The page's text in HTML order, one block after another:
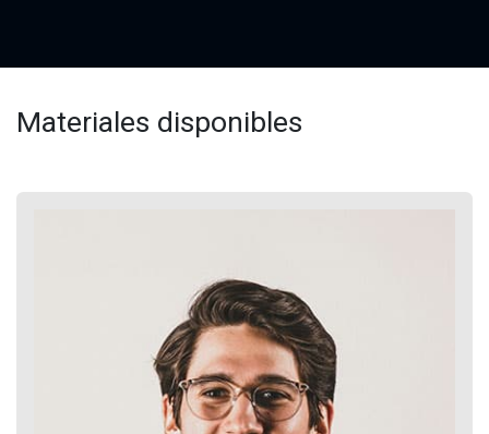
Materiales disponibles